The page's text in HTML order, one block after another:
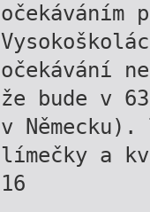
očekáváním
očekávání
že bude v
v
límečky a
16